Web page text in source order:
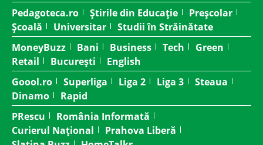
Pedagoteca.ro
Știrile din Educație
Preșcolar
Școală
Universitar
Studii în Străinătate
MoneyBuzz
Bani Business Tech
Green
Retail
București
English
Goool.ro
Superliga Liga 2 Liga 3
Steaua
Dinamo
Rapid
PRescu
România Informată
Curierul Național
Prahova Liberă